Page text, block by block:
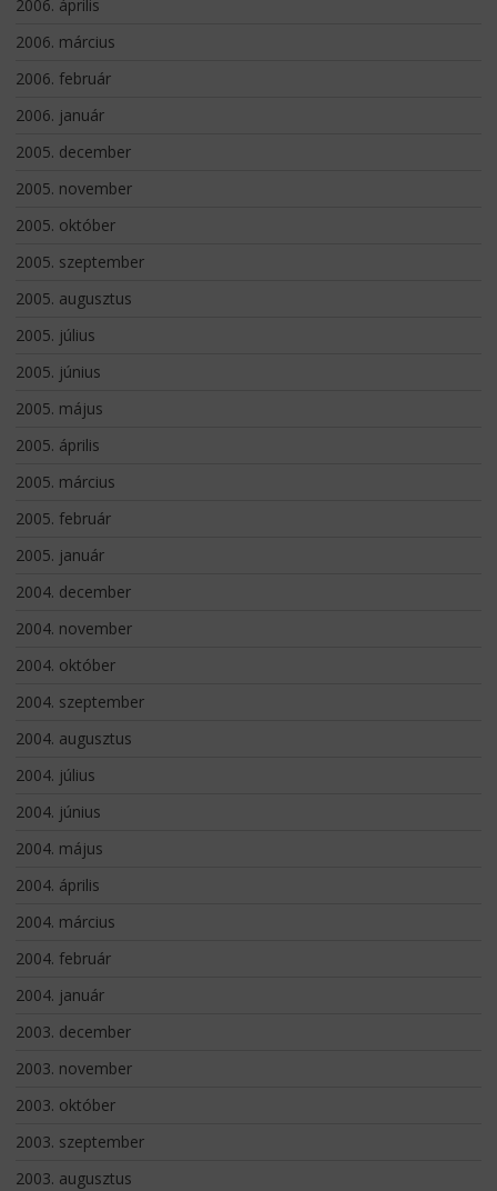
2006. április
2006. március
2006. február
2006. január
2005. december
2005. november
2005. október
2005. szeptember
2005. augusztus
2005. július
2005. június
2005. május
2005. április
2005. március
2005. február
2005. január
2004. december
2004. november
2004. október
2004. szeptember
2004. augusztus
2004. július
2004. június
2004. május
2004. április
2004. március
2004. február
2004. január
2003. december
2003. november
2003. október
2003. szeptember
2003. augusztus